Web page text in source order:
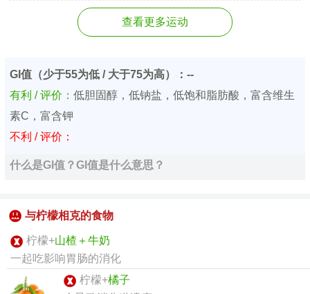
查看更多运动
GI值（少于55为低 / 大于75为高）：--
有利 / 评价： 低胆固醇，低钠盐，低饱和脂肪酸，富含维生
素C，富含钾
不利 / 评价：
什么是GI值？GI值是什么意思？
与柠檬相克的食物
柠檬+山楂＋牛奶
一起吃影响胃肠的消化
柠檬+橘子